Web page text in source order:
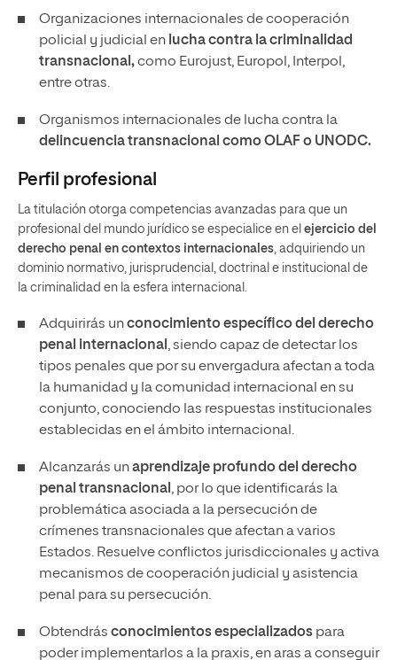
Organizaciones internacionales de cooperación
policial y judicial en lucha contra la criminalidad
transnacional,como Eurojust, Europol, Interpol,
entre otras.
Organismos internacionales de lucha contra la
delincuencia transnacional como OLAF o UNODC.
Perfil profesional
La titulación otorga competencias avanzadas para que un
profesional del mundo jurídico se especialice en el ejercicio del
derecho penal en contextos internacionales, adquiriendo un
dominio normativo, jurisprudencial, doctrinal e institucional de
la criminalidad en la esfera internacional.
Adquirirás unconocimiento específico del derecho
penal internacional , siendo capaz de detectar los
tipos penales que por su envergadura afectan a toda
la humanidad y la comunidad internacional en su
conjunto, conociendo las respuestas institucionales
establecidas en el ámbito internacional.
Alcanzarás unaprendizaje profundo del derecho
penal transnacional , por lo que identificarás la
problemática asociada a la persecución de
crímenes transnacionales que afectan a varios
Estados. Resuelve conflictos jurisdiccionales y activa
mecanismos de cooperación judicial y asistencia
penal para su persecución.
Obtendrás conocimientos especializados para
poder implementarlos a la praxis, en aras a conseguir